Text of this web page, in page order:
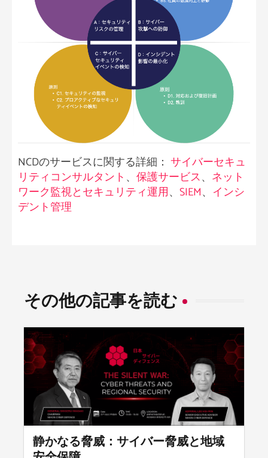
NCDのサービスに関する詳細： サイバーセキュ
リティコンサルタント 、 保護サービス、 ネット
ワーク監視とセキュリティ運用、 SIEM、 インシ
デント管理
その他の記事を読む
静かなる脅威：サイバー脅威と地域